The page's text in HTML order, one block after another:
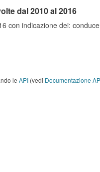
dal 2010 al 2016
con indicazione dei:
le API (vedi Documentazione